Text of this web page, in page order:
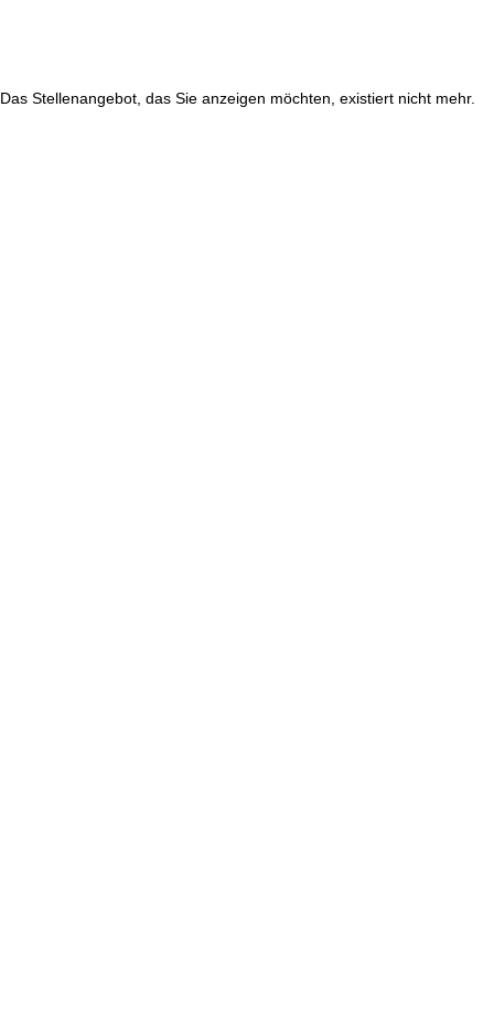
Das Stellenangebot, das Sie anzeigen möchten, existiert nicht mehr.